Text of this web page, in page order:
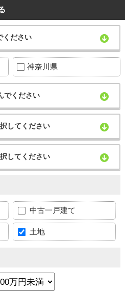
ください
神奈川県
でください
してください
してください
中古一戸建て
土地